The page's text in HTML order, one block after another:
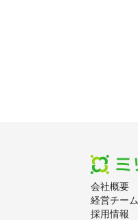
会社概要
経営チーム
採用情報